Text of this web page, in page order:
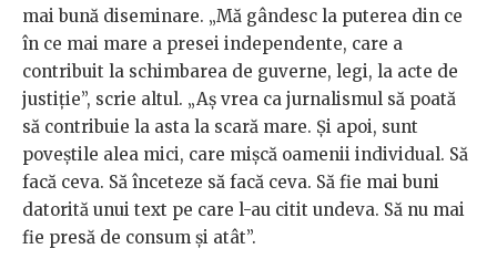
mai bună diseminare. „Mă gândesc la puterea din ce
în ce mai mare a presei independente, care a
contribuit la schimbarea de guverne, legi, la acte de
justiție”, scrie altul. „Aș vrea ca jurnalismul să poată
să contribuie la asta la scară mare. Și apoi, sunt
poveștile alea mici, care mișcă oamenii individual. Să
facă ceva. Să înceteze să facă ceva. Să fie mai buni
datorită unui text pe care l-au citit undeva. Să nu mai
fie presă de consum și atât”.